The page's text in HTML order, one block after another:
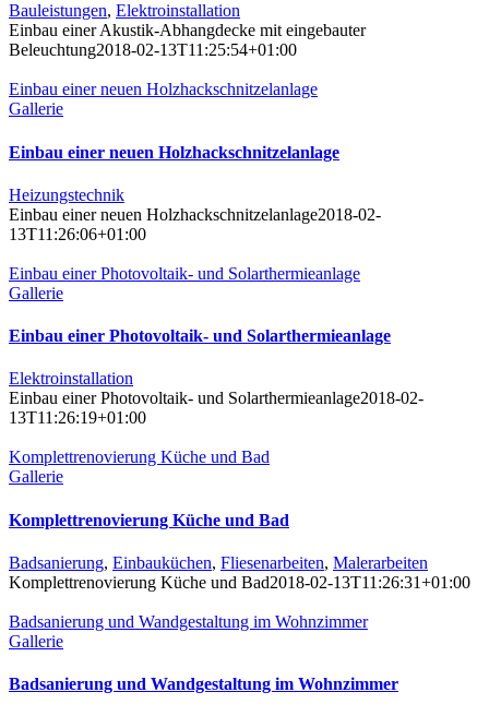
Bauleistungen, Elektroinstallation
Einbau einer Akustik-Abhangdecke mit eingebauter
Beleuchtung2018-02-13T11:25:54+01:00
Einbau einer neuen Holzhackschnitzelanlage
Gallerie
Einbau einer neuen Holzhackschnitzelanlage
Heizungstechnik
Einbau einer neuen Holzhackschnitzelanlage2018-02-
13T11:26:06+01:00
Einbau einer Photovoltaik- und Solarthermieanlage
Gallerie
Einbau einer Photovoltaik- und Solarthermieanlage
Elektroinstallation
Einbau einer Photovoltaik- und Solarthermieanlage2018-02-
13T11:26:19+01:00
Komplettrenovierung Küche und Bad
Gallerie
Komplettrenovierung Küche und Bad
Badsanierung, Einbauküchen, Fliesenarbeiten, Malerarbeiten
Komplettrenovierung Küche und Bad2018-02-13T11:26:31+01:00
Badsanierung und Wandgestaltung im Wohnzimmer
Gallerie
Badsanierung und Wandgestaltung im Wohnzimmer